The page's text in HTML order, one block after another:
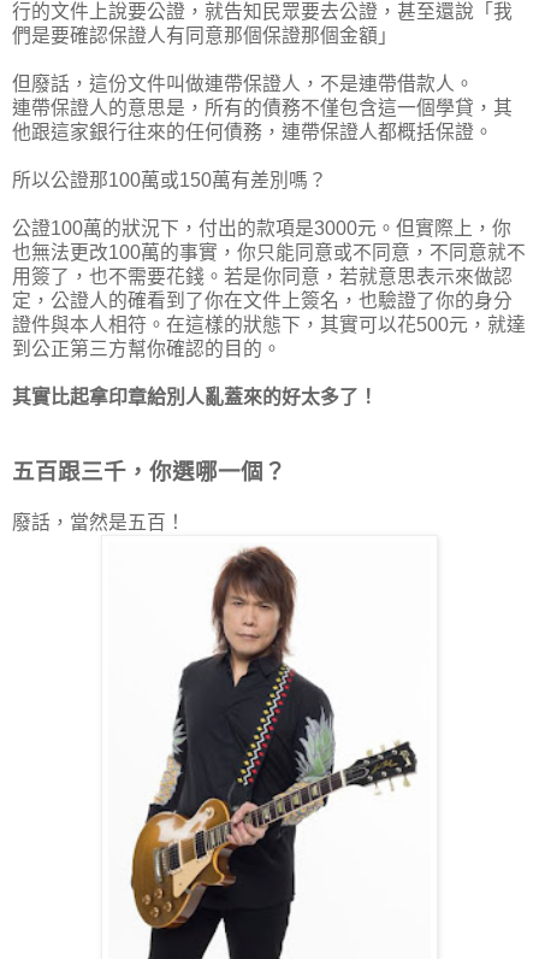
行的文件上說要公證，就告知民眾要去公證，甚至還說「我
們是要確認保證人有同意那個保證那個金額」
但廢話，這份文件叫做連帶保證人，不是連帶借款人。
連帶保證人的意思是，所有的債務不僅包含這一個學貸，其
他跟這家銀行往來的任何債務，連帶保證人都概括保證。
所以公證那100萬或150萬有差別嗎？
公證100萬的狀況下，付出的款項是3000元。但實際上，你
也無法更改100萬的事實，你只能同意或不同意，不同意就不
用簽了，也不需要花錢。若是你同意，若就意思表示來做認
定，公證人的確看到了你在文件上簽名，也驗證了你的身分
證件與本人相符。在這樣的狀態下，其實可以花500元，就達
到公正第三方幫你確認的目的。
其實比起拿印章給別人亂蓋來的好太多了！
五百跟三千，你選哪一個？
廢話，當然是五百！